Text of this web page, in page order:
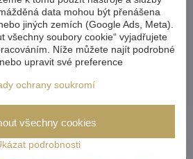
time
data mohou být přenášena
jiných zemích (Google Ads, Meta).
všechny soubory cookie“ vyjadřujete
Níže můžete najít podrobné
upravit své preference
ochrany soukromí
podrobnosti
všechny cookies